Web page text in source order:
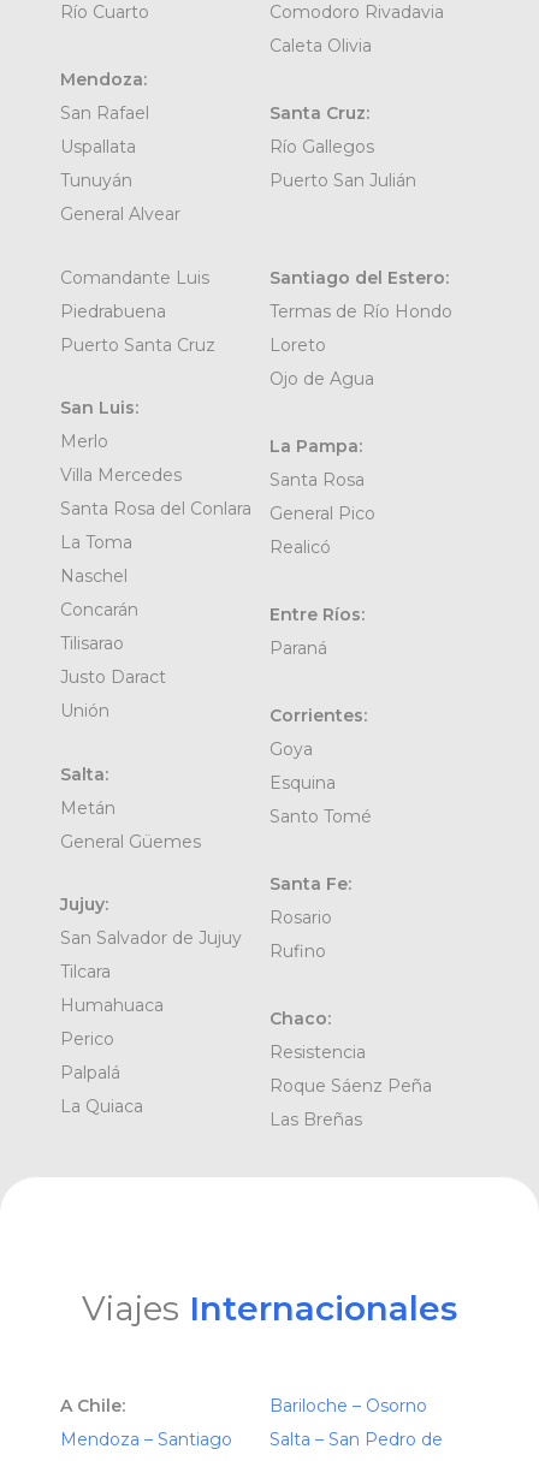
Río Cuarto
Mendoza:
San Rafael
Uspallata
Tunuyán
General Alvear
Comodoro Rivadavia
Caleta Olivia
Santa Cruz:
Río Gallegos
Puerto San Julián
Comandante Luis
Piedrabuena
Puerto Santa Cruz
San Luis:
Merlo
Villa Mercedes
Santa Rosa del Conlara
La Toma
Naschel
Concarán
Tilisarao
Justo Daract
Unión
Salta:
Metán
General Güemes
Jujuy:
San Salvador de Jujuy
Tilcara
Humahuaca
Perico
Palpalá
La Quiaca
Santiago del Estero:
Termas de Río Hondo
Loreto
Ojo de Agua
La Pampa:
Santa Rosa
General Pico
Realicó
Entre Ríos:
Paraná
Corrientes:
Goya
Esquina
Santo Tomé
Santa Fe:
Rosario
Rufino
Chaco:
Resistencia
Roque Sáenz Peña
Las Breñas
Viajes Internacionales
A Chile:
Mendoza – Santiago
Bariloche – Osorno
Salta – San Pedro de